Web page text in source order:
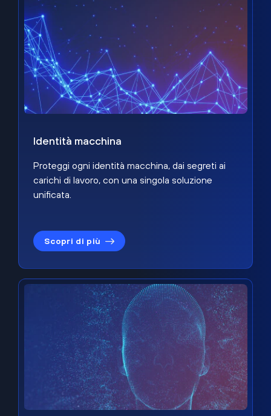
Identità macchina
Proteggi ogni identità macchina, dai segreti ai
carichi di lavoro, con una singola soluzione
unificata.
Scopri di più